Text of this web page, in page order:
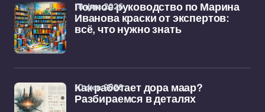
Полное руководство по Марина
Иванова краски от экспертов:
всё, что нужно знать
10 фев 2026
Как работает дора маар?
Разбираемся в деталях
10 фев 2026